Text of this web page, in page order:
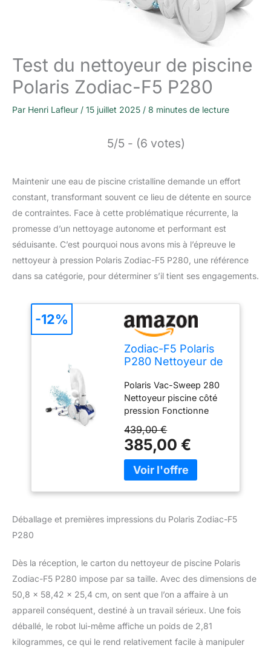
Test du nettoyeur de piscine
Polaris Zodiac-F5 P280
Par Henri Lafleur / 15 juillet 2025 / 8 minutes de lecture
5/5 - (6 votes)
Maintenir une eau de piscine cristalline demande un effort
constant, transformant souvent ce lieu de détente en source
de contraintes. Face à cette problématique récurrente, la
promesse d’un nettoyage autonome et performant est
séduisante. C’est pourquoi nous avons mis à l’épreuve le
nettoyeur à pression Polaris Zodiac-F5 P280, une référence
dans sa catégorie, pour déterminer s’il tient ses engagements.
Zodiac-F5 Polaris
P280 Nettoyeur de
Polaris Vac-Sweep 280
Nettoyeur piscine côté
pression Fonctionne
enterrées ; nécessite une
pompe booster Polaris
Palettisé en multiples de
16 unités Prêt pour le
Comprend 9,4 m de
439,00 €
385,00 €
-12%
Déballage et premières impressions du Polaris Zodiac-F5
P280
Dès la réception, le carton du nettoyeur de piscine Polaris
Zodiac-F5 P280 impose par sa taille. Avec des dimensions de
50,8 x 58,42 x 25,4 cm, on sent que l’on a affaire à un
appareil conséquent, destiné à un travail sérieux. Une fois
déballé, le robot lui-même affiche un poids de 2,81
kilogrammes, ce qui le rend relativement facile à manipuler